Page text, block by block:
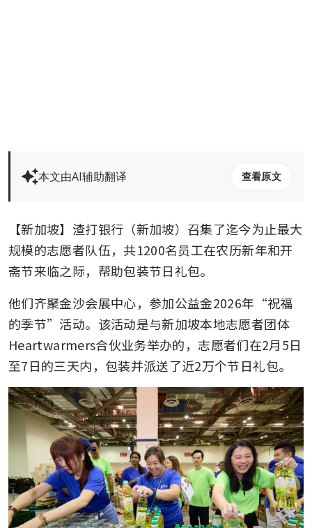
本文由AI辅助翻译 查看原文
【新加坡】渣打银行（新加坡）召集了迄今为止最大
规模的志愿者队伍，共1200名员工在农历新年和开
斋节来临之际，帮助包装节日礼包。
他们齐聚金沙会展中心，参加公益金2026年“祝福
的季节”活动。该活动是与新加坡本地志愿者团体
Heartwarmers合伙业务举办的，志愿者们在2月5日
至7日的三天内，包装并派送了近2万个节日礼包。